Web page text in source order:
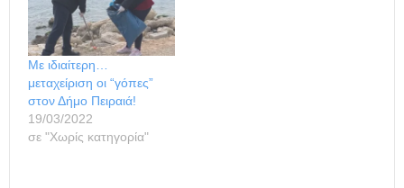
Με ιδιαίτερη…
μεταχείριση οι “γόπες”
στον Δήμο Πειραιά!
19/03/2022
σε "Χωρίς κατηγορία"